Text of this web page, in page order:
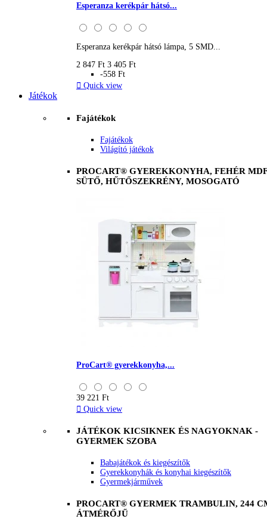
Esperanza kerékpár hátsó...
Esperanza kerékpár hátsó lámpa, 5 SMD...
2 847 Ft 3 405 Ft
-558 Ft
 Quick view
Játékok
Fajátékok
Fajátékok
Világító játékok
PROCART® GYEREKKONYHA, FEHÉR
SÜTŐ, HŰTŐSZEKRÉNY, MOSOGATÓ
ProCart® gyerekkonyha,...
39 221 Ft
 Quick view
JÁTÉKOK KICSIKNEK ÉS NAGYOKNAK -
GYERMEK SZOBA
Babajátékok és kiegészítők
Gyerekkonyhák és konyhai kiegészítők
Gyermekjárművek
PROCART® GYERMEK TRAMBULIN, 244
ÁTMÉRŐJŰ